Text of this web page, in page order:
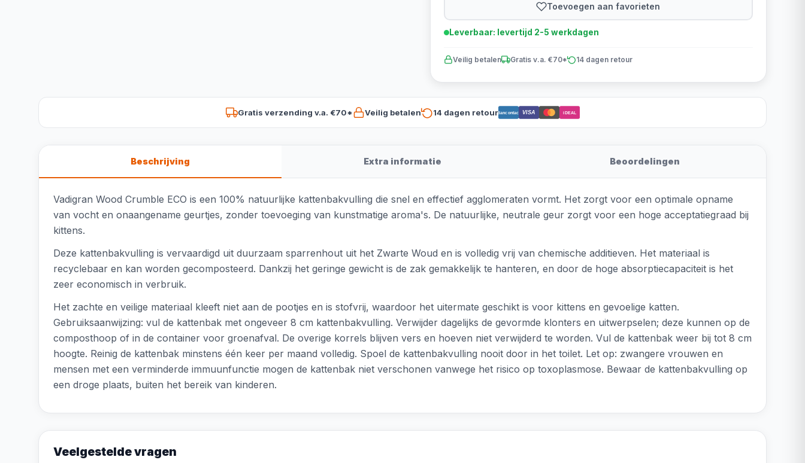
Toevoegen aan favorieten
Leverbaar: levertijd 2-5 werkdagen
Veilig betalen Gratis v.a. €70* 14 dagen retour
Gratis verzending v.a. €70* Veilig betalen 14 dagen retourBancontact VISA iDEAL
Beschrijving Extra informatie Beoordelingen
Vadigran Wood Crumble ECO is een 100% natuurlijke kattenbakvulling die snel en effectief agglomeraten vormt. Het zorgt voor een optimale opname
van vocht en onaangename geurtjes, zonder toevoeging van kunstmatige aroma's. De natuurlijke, neutrale geur zorgt voor een hoge acceptatiegraad bij
kittens.
Deze kattenbakvulling is vervaardigd uit duurzaam sparrenhout uit het Zwarte Woud en is volledig vrij van chemische additieven. Het materiaal is
recyclebaar en kan worden gecomposteerd. Dankzij het geringe gewicht is de zak gemakkelijk te hanteren, en door de hoge absorptiecapaciteit is het
zeer economisch in verbruik.
Het zachte en veilige materiaal kleeft niet aan de pootjes en is stofvrij, waardoor het uitermate geschikt is voor kittens en gevoelige katten.
Gebruiksaanwijzing: vul de kattenbak met ongeveer 8 cm kattenbakvulling. Verwijder dagelijks de gevormde klonters en uitwerpselen; deze kunnen op de
composthoop of in de container voor groenafval. De overige korrels blijven vers en hoeven niet verwijderd te worden. Vul de kattenbak weer bij tot 8 cm
hoogte. Reinig de kattenbak minstens één keer per maand volledig. Spoel de kattenbakvulling nooit door in het toilet. Let op: zwangere vrouwen en
mensen met een verminderde immuunfunctie mogen de kattenbak niet verschonen vanwege het risico op toxoplasmose. Bewaar de kattenbakvulling op
een droge plaats, buiten het bereik van kinderen.
Veelgestelde vragen